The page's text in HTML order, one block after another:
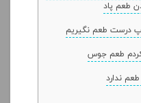
طعم پاد
درست طعم نگیریم
طعم جوس
ندارد